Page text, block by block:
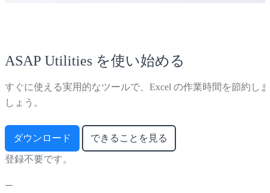
ASAP Utilities を使い始める
すぐに使える実用的なツールで、Excel の作業時間を節約しま
しょう。
ダウンロード できることを見る
登録不要です。